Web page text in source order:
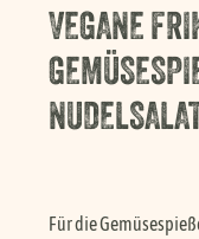
FAQ
Presse
VEGANE
UDELSALAT
Für die